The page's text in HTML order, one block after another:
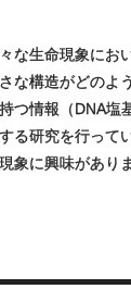
な生命現象にお
な構造がどのよ
つ情報（DNA塩
る研究を行って
象に興味があり